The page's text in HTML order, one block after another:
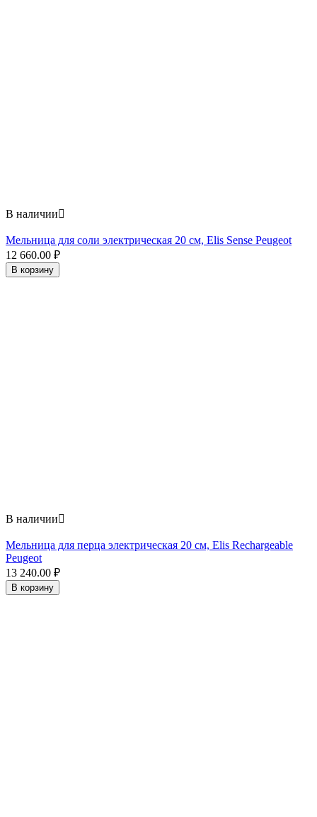
В наличии
Мельница для соли электрическая 20 см, Elis Sense Peugeot
12 660.00 ₽
В корзину
В наличии
Мельница для перца электрическая 20 см, Elis Rechargeable
Peugeot
13 240.00 ₽
В корзину